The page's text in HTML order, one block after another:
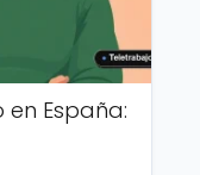
España: